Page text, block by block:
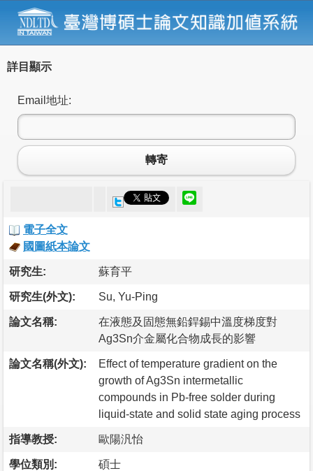
詳目顯示
Email地址:
轉寄
電子全文
國圖紙本論文
研究生: 蘇育平
研究生(外文): Su, Yu-Ping
論文名稱:
在液態及固態無鉛銲錫中溫度梯度對
Ag3Sn介金屬化合物成長的影響
論文名稱(外文):
Effect of temperature gradient on the
growth of Ag3Sn intermetallic
compounds in Pb-free solder during
liquid-state and solid state aging process
指導教授: 歐陽汎怡
學位類別: 碩士